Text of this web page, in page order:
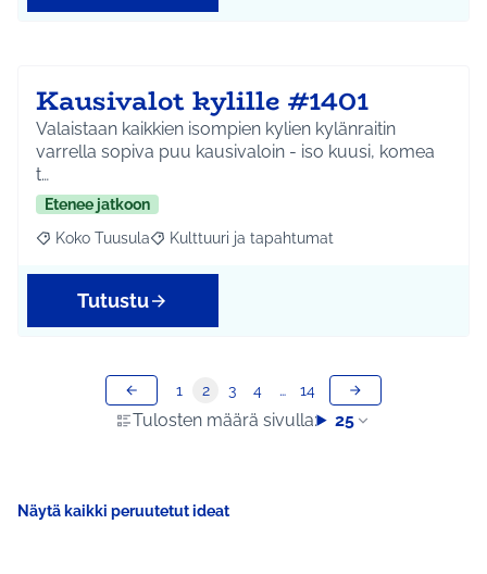
Kausivalot kylille #1401
Valaistaan kaikkien isompien kylien kylänraitin
varrella sopiva puu kausivaloin - iso kuusi, komea
t…
Etenee jatkoon
Rajaa tulokset aihepiirin mukaan: Koko Tuusula
Koko Tuusula Rajaa tulokset teeman mukaan: Kulttuuri ja
Kulttuuri ja tapahtumat
Tutustu
Tulosten määrä sivulla: 25
1 2 3 4 … 14
Näytä kaikki peruutetut ideat